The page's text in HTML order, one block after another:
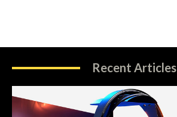
Recent Articles